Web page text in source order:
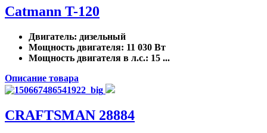
Catmann T-120
Двигатель: дизельный
Мощность двигателя: 11 030 Вт
Мощность двигателя в л.с.: 15 ...
Описание товара
CRAFTSMAN 28884